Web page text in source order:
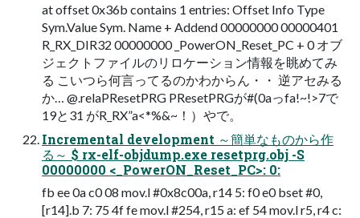
at offset 0x36b contains 1 entries: Offset Info Type
Sym.Value Sym. Name + Addend 00000000 00000401
R_RX_DIR32 00000000 _PowerON_Reset_PC + 0 オブ
ジェクトファイルのリロケーション情報を眺めてみ
る こいつら何言ってるのかわからん・・ 逆アセみる
か… @.relaPResetPRG PResetPRGが#(0aっfa!~!>7で
19と31 がR_RX”a<*%&~！）やで。
Incremental development ～簡単なものから作
る～ $ rx-elf-objdump.exe resetprg.obj -S
00000000 <_PowerON_Reset_PC>: 0:
fb ee 0a c0 08 mov.l #0x8c00a, r14 5: f0 e0 bset #0,
[r14].b 7: 75 4f fe mov.l #254, r15 a: ef 54 mov.l r5, r4 c: